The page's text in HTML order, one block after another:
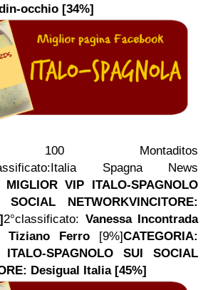
occhio [34%]
100 Montaditos
Italia Spagna News
MIGLIOR VIP ITALO-SPAGNOLO
NETWORKVINCITORE:
2°classificato: Vanessa Incontrada
Tiziano Ferro [9%]CATEGORIA:
SPAGNOLO SUI SOCIAL
Desigual Italia [45%]